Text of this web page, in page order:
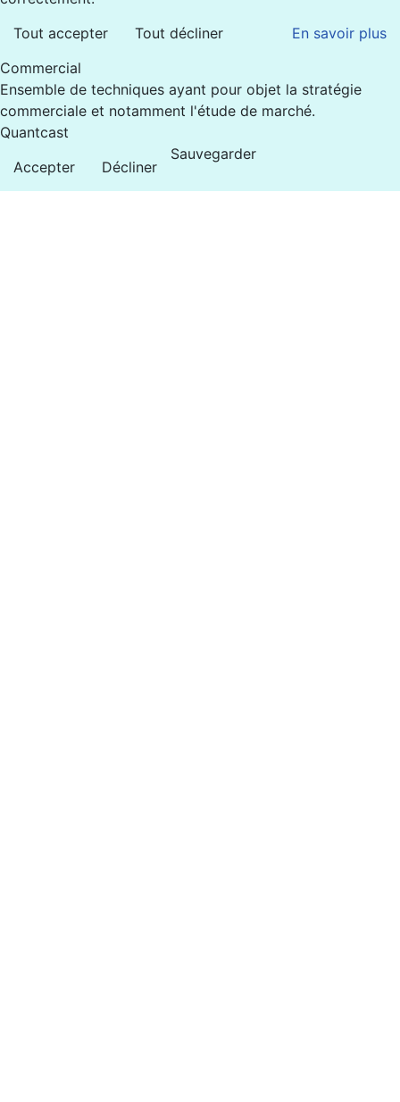
Tout accepter
Tout décliner
En savoir plus
Commercial
Ensemble de techniques ayant pour objet la stratégie
commerciale et notamment l'étude de marché.
Quantcast
Accepter
Décliner
Sauvegarder